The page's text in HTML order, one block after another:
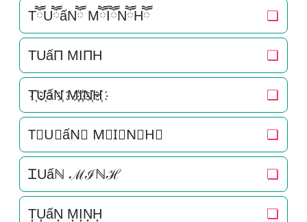
TཽUཽấNཽ MཽIཽNཽHཽ ❏
TUấΠ MIΠH ❏
T҉U҉ấN҉ M҉I҉N҉H҉ ❏
T⃜U⃜ấN⃜ M⃜I⃜N⃜H⃜ ❏
ᏆUấℕ ℳℐℕℋ ❏
T͎U͎ấN͎ M͎I͎N͎H͎ ❏